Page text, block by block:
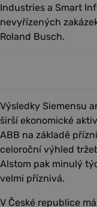
Industries a Smart
nevyřízených
Roland Busch.
Výsledky Siemensu
širší ekonomické
ABB na základě
celoroční výhled
Alstom pak minulý
velmi příznivá.
V České republice